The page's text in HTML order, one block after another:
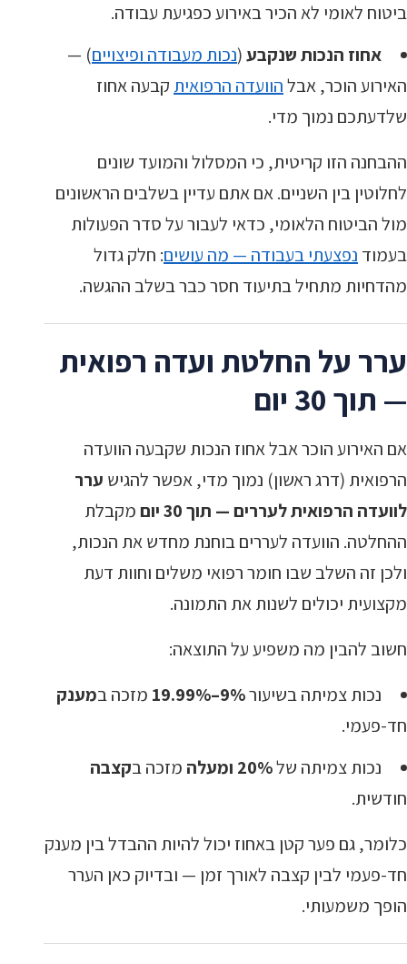
ביטוח לאומי לא הכיר באירוע כפגיעת עבודה.
אחוז הנכות שנקבע(נכות מעבודה ופיצויים) —
האירוע הוכר, אבלהוועדה הרפואית קבעה אחוז
שלדעתכם נמוך מדי.
ההבחנה הזו קריטית, כי המסלול והמועד שונים
לחלוטין בין השניים. אם אתם עדיין בשלבים הראשונים
מול הביטוח הלאומי, כדאי לעבור על סדר הפעולות
בעמוד נפצעתי בעבודה — מה עושים: חלק גדול
מהדחיות מתחיל בתיעוד חסר כבר בשלב ההגשה.
ערר על החלטת ועדה רפואית
— תוך 30 יום
אם האירוע הוכר אבל אחוז הנכות שקבעה הוועדה
הרפואית (דרג ראשון) נמוך מדי, אפשר להגיש ערר
לוועדה הרפואית לעררים — תוך 30 יום
מקבלת
ההחלטה. הוועדה לעררים בוחנת מחדש את הנכות,
ולכן זה השלב שבו חומר רפואי משלים וחוות דעת
מקצועית יכולים לשנות את התמונה.
חשוב להבין מה משפיע על התוצאה:
נכות צמיתה בשיעור9%–19.99% מזכה במענק
חד-פעמי.
נכות צמיתה של20% ומעלה מזכה בקצבה
חודשית.
כלומר, גם פער קטן באחוז יכול להיות ההבדל בין מענק
חד-פעמי לבין קצבה לאורך זמן — ובדיוק כאן הערר
הופך משמעותי.